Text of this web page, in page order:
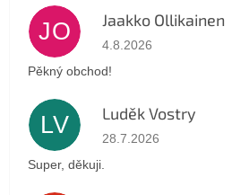
JO Jaakko Ollikainen
Hodnocení obchodu je
4.8.2026
Pěkný obchod!
LV Luděk Vostry
Hodnocení obchodu je
28.7.2026
Super, děkuji.